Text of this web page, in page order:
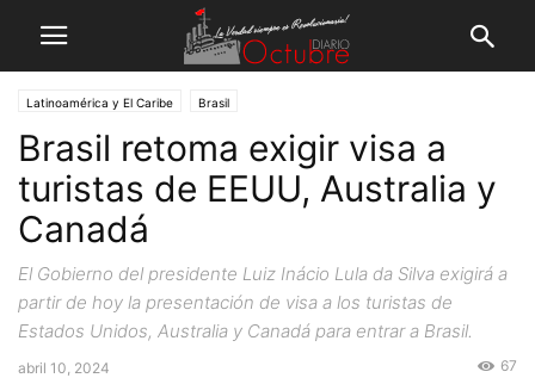
Latinoamérica y El Caribe Brasil
Brasil retoma exigir visa a
turistas de EEUU, Australia y
Canadá
El Gobierno del presidente Luiz Inácio Lula da Silva exigirá a
partir de hoy la presentación de visa a los turistas de
Estados Unidos, Australia y Canadá para entrar a Brasil.
abril 10, 2024 67